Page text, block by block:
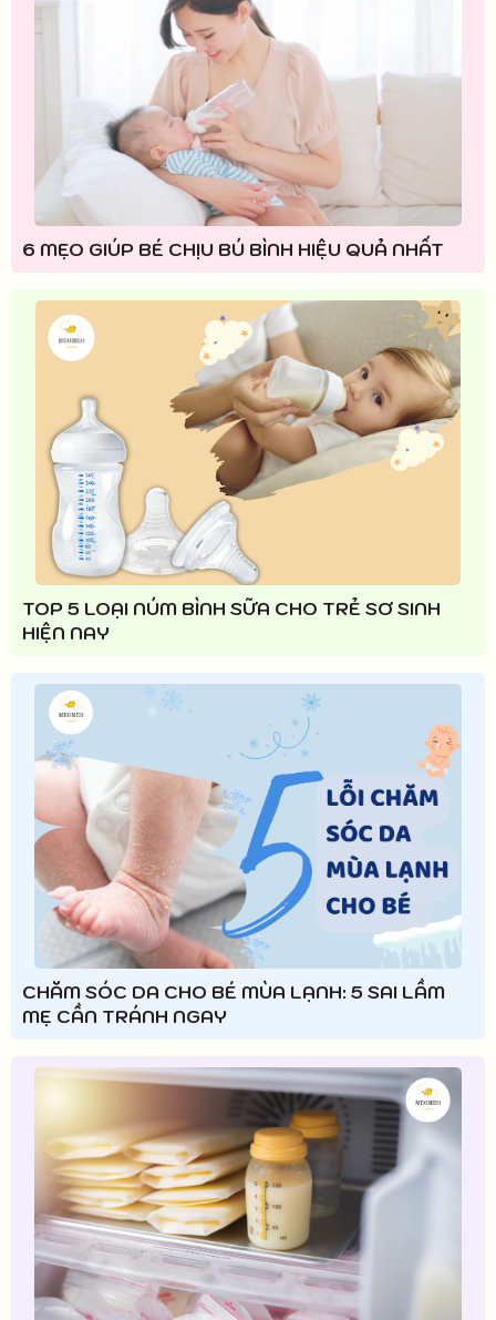
6 MẸO GIÚP BÉ CHỊU BÚ BÌNH HIỆU QUẢ NHẤT
TOP 5 LOẠI NÚM BÌNH SỮA CHO TRẺ SƠ SINH
HIỆN NAY
CHĂM SÓC DA CHO BÉ MÙA LẠNH: 5 SAI LẦM
MẸ CẦN TRÁNH NGAY